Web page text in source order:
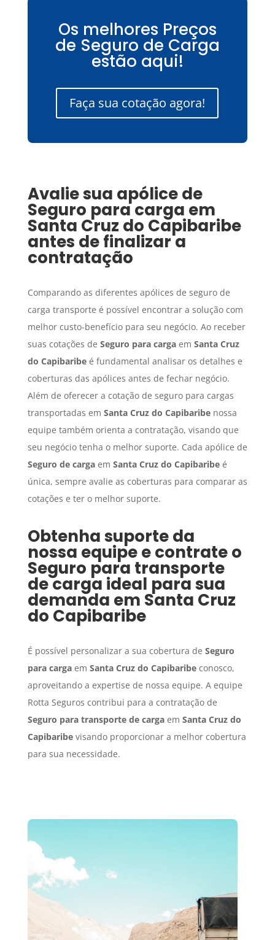
Os melhores Preços
de Seguro de Carga
estão aqui!
Faça sua cotação agora!
Avalie sua apólice de
Seguro para carga em
Santa Cruz do Capibaribe
antes de finalizar a
contratação
Comparando as diferentes apólices de seguro de
carga transporte é possível encontrar a solução com
melhor custo-benefício para seu negócio. Ao receber
suas cotações de Seguro para cargaem Santa Cruz
do Capibaribeé fundamental analisar os detalhes e
coberturas das apólices antes de fechar negócio.
Além de oferecer a cotação de seguro para cargas
transportadas em Santa Cruz do Capibaribenossa
equipe também orienta a contratação, visando que
seu negócio tenha o melhor suporte. Cada apólice de
Seguro de cargaem Santa Cruz do Capibaribeé
única, sempre avalie as coberturas para comparar as
cotações e ter o melhor suporte.
Obtenha suporte da
nossa equipe e contrate o
Seguro para transporte
de carga ideal para sua
demanda em Santa Cruz
do Capibaribe
É possível personalizar a sua cobertura de Seguro
para cargaem Santa Cruz do Capibaribeconosco,
aproveitando a expertise de nossa equipe. A equipe
Rotta Seguros contribui para a contratação de
Seguro para transporte de cargaem Santa Cruz do
Capibaribevisando proporcionar a melhor cobertura
para sua necessidade.